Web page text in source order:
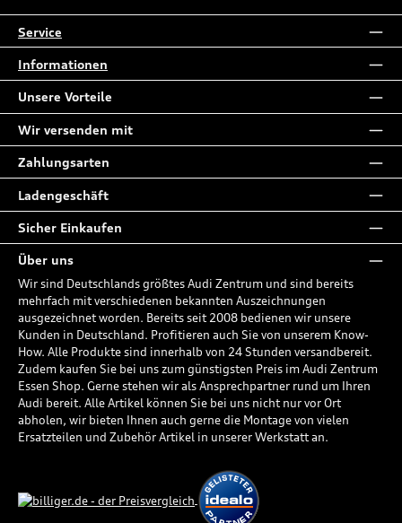
Service
Informationen
Unsere Vorteile
Wir versenden mit
Zahlungsarten
Ladengeschäft
Sicher Einkaufen
Über uns
Wir sind Deutschlands größtes Audi Zentrum und sind bereits
mehrfach mit verschiedenen bekannten Auszeichnungen
ausgezeichnet worden. Bereits seit 2008 bedienen wir unsere
Kunden in Deutschland. Profitieren auch Sie von unserem Know-
How. Alle Produkte sind innerhalb von 24 Stunden versandbereit.
Zudem kaufen Sie bei uns zum günstigsten Preis im Audi Zentrum
Essen Shop. Gerne stehen wir als Ansprechpartner rund um Ihren
Audi bereit. Alle Artikel können Sie bei uns nicht nur vor Ort
abholen, wir bieten Ihnen auch gerne die Montage von vielen
Ersatzteilen und Zubehör Artikel in unserer Werkstatt an.